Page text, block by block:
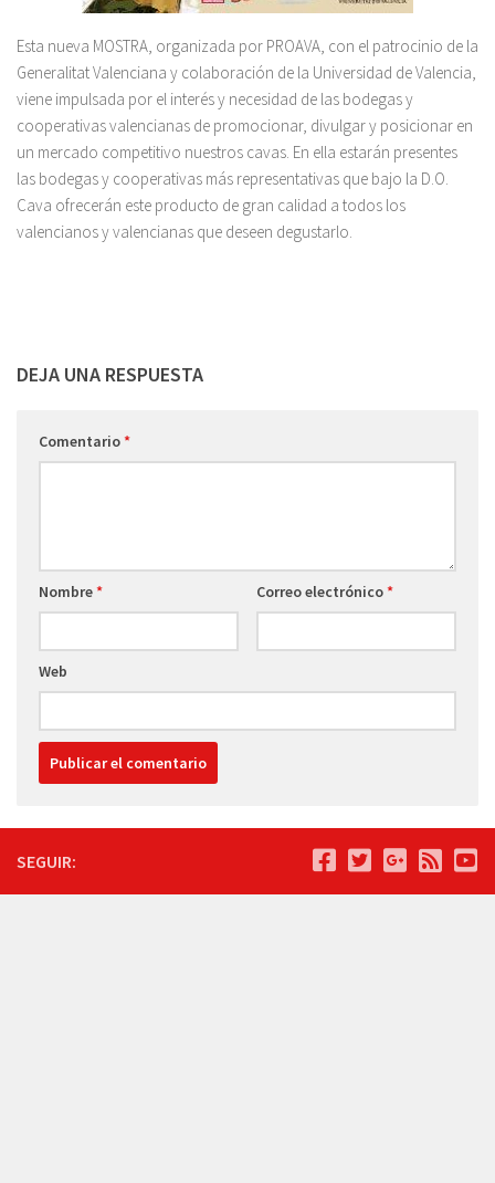
Esta nueva MOSTRA, organizada por PROAVA, con el patrocinio de la
Generalitat Valenciana y colaboración de la Universidad de Valencia,
viene impulsada por el interés y necesidad de las bodegas y
cooperativas valencianas de promocionar, divulgar y posicionar en
un mercado competitivo nuestros cavas. En ella estarán presentes
las bodegas y cooperativas más representativas que bajo la D.O.
Cava ofrecerán este producto de gran calidad a todos los
valencianos y valencianas que deseen degustarlo.
DEJA UNA RESPUESTA
Comentario*
Nombre* Correo electrónico*
Web
SEGUIR: